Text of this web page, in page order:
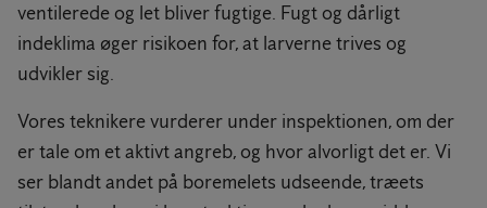
ventilerede og let bliver fugtige. Fugt og dårligt
indeklima øger risikoen for, at larverne trives og
udvikler sig.
Vores teknikere vurderer under inspektionen, om der
er tale om et aktivt angreb, og hvor alvorligt det er. Vi
ser blandt andet på boremelets udseende, træets